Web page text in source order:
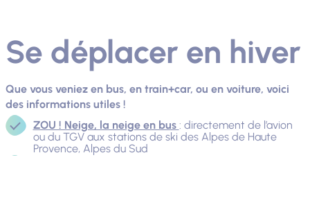
Se déplacer en hiver
Que vous veniez en bus, en train+car, ou en voiture, voici
des informations utiles !
ZOU ! Neige, la neige en bus : directement de l’avion
ou du TGV aux stations de ski des Alpes de Haute
Provence, Alpes du Sud